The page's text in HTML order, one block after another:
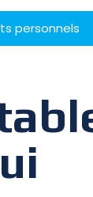
personnels